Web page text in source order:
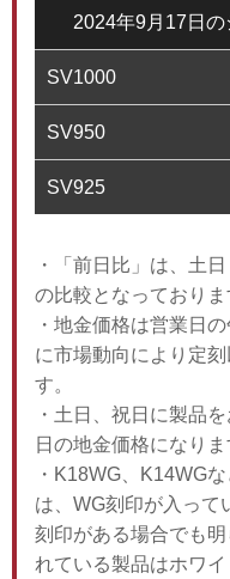
2024年9月17日
SV1000
SV950
SV925
・「前日比」は、土
の比較となっておりま
・地金価格は営業日
に市場動向により定
す。
・土日、祝日に製品
日の地金価格になりま
・K18WG、K14WG
は、WG刻印が入って
刻印がある場合でも
れている製品はホワ